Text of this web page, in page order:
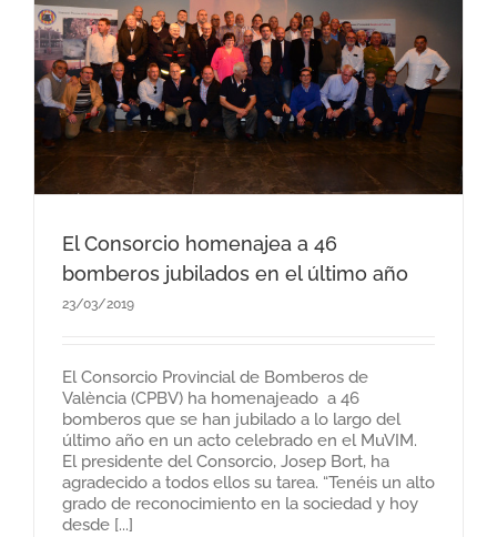
El Consorcio homenajea a 46
bomberos jubilados en el último año
23/03/2019
El Consorcio Provincial de Bomberos de
València (CPBV) ha homenajeado a 46
bomberos que se han jubilado a lo largo del
último año en un acto celebrado en el MuVIM.
El presidente del Consorcio, Josep Bort, ha
agradecido a todos ellos su tarea. “Tenéis un alto
grado de reconocimiento en la sociedad y hoy
desde [...]